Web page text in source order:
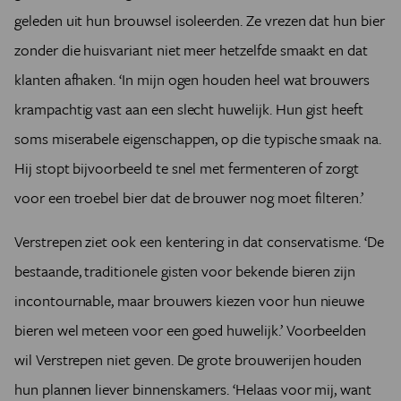
geleden uit hun brouwsel isoleerden. Ze vrezen dat hun bier
zonder die huisvariant niet meer hetzelfde smaakt en dat
klanten afhaken. ‘In mijn ogen houden heel wat brouwers
krampachtig vast aan een slecht huwelijk. Hun gist heeft
soms miserabele eigenschappen, op die typische smaak na.
Hij stopt bijvoorbeeld te snel met fermenteren of zorgt
voor een troebel bier dat de brouwer nog moet filteren.’
Verstrepen ziet ook een kentering in dat conservatisme. ‘De
bestaande, traditionele gisten voor bekende bieren zijn
incontournable, maar brouwers kiezen voor hun nieuwe
bieren wel meteen voor een goed huwelijk.’ Voorbeelden
wil Verstrepen niet geven. De grote brouwerijen houden
hun plannen liever binnenskamers. ‘Helaas voor mij, want